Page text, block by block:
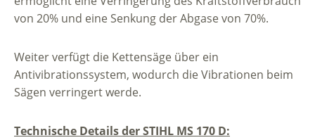
von 20% und eine Senkung der Abgase von 70%.
Weiter verfügt die Kettensäge über ein
Antivibrationssystem, wodurch die Vibrationen beim
Sägen verringert werde.
Technische Details der STIHL MS 170 D: